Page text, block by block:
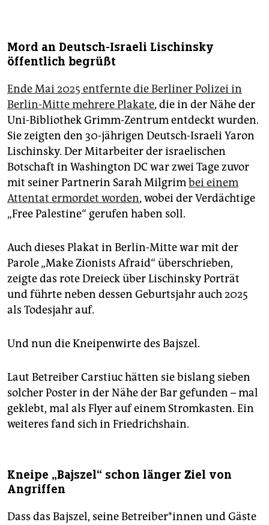
Mord an Deutsch-Israeli Lischinsky
öffentlich begrüßt
Ende Mai 2025 entfernte die Berliner Polizei in
Berlin-Mitte mehrere Plakate, die in der Nähe der
Uni-Bibliothek Grimm-Zentrum entdeckt wurden.
Sie zeigten den 30-jährigen Deutsch-Israeli Yaron
Lischinsky. Der Mitarbeiter der israelischen
Botschaft in Washington DC war zwei Tage zuvor
mit seiner Partnerin Sarah Milgrimbei einem
Attentat ermordet worden, wobei der Verdächtige
„Free Palestine“ gerufen haben soll.
Auch dieses Plakat in Berlin-Mitte war mit der
Parole „Make Zionists Afraid“ überschrieben,
zeigte das rote Dreieck über Lischinsky Porträt
und führte neben dessen Geburtsjahr auch 2025
als Todesjahr auf.
Und nun die Kneipenwirte des Bajszel.
Laut Betreiber Carstiuc hätten sie bislang sieben
solcher Poster in der Nähe der Bar gefunden – mal
geklebt, mal als Flyer auf einem Stromkasten. Ein
weiteres fand sich in Friedrichshain.
Kneipe „Bajszel“ schon länger Ziel von
Angriffen
Dass das Bajszel, seine Be­trei­be­r*in­nen und Gäste